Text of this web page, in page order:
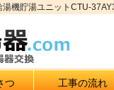
機貯湯ユニットCTU-
つ 工事の流れ